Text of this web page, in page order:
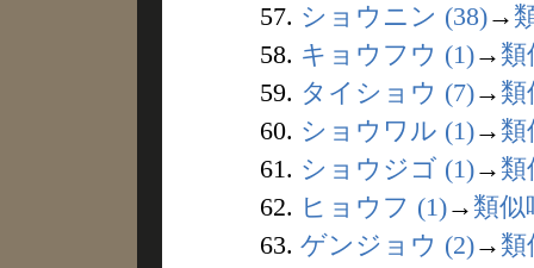
57. ショウニン (38)→
58. キョウフウ (1)→ 類
59. タイショウ (7)→ 類
60. ショウワル (1)→ 類
61. ショウジゴ (1)→ 類
62. ヒョウフ (1)→ 類似
63. ゲンジョウ (2)→ 類